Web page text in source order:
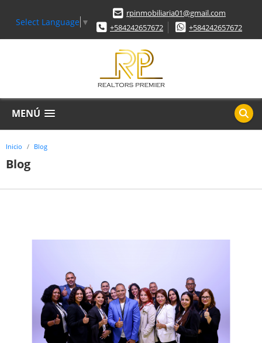
Select Language ▼
rpinmobiliaria01@gmail.com
+584242657672
+584242657672
MENÚ
Inicio Blog
Blog